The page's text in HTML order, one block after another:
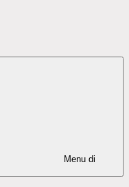
Menu di